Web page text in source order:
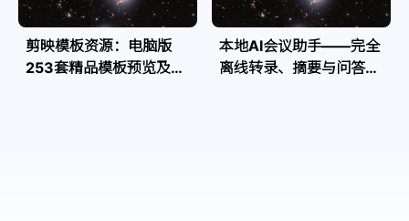
剪映模板资源：电脑版
253套精品模板预览及源
本地AI会议助手——完全
离线转录、摘要与问答，